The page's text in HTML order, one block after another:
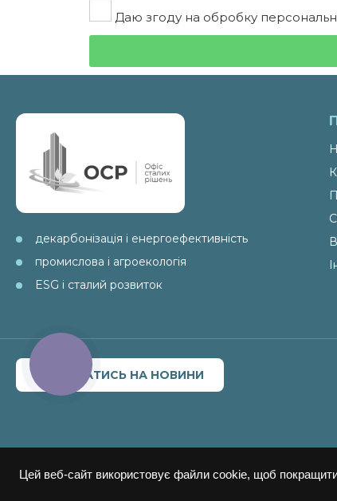
Цей веб-сайт використовує файли cookie, щоб
Даю згоду на обробку
декарбонізація і енергоефективність
промислова і агроекологія
ESG і сталий розвиток
ПІДПИСАТИСЬ НА НОВИНИ